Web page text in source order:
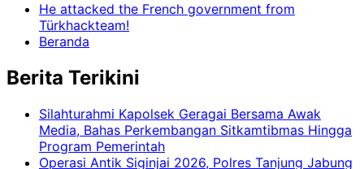
He attacked the French government from
Türkhackteam!
Beranda
Berita Terikini
Silahturahmi Kapolsek Geragai Bersama Awak
Media, Bahas Perkembangan Sitkamtibmas Hingga
Program Pemerintah
Operasi Antik Siginjai 2026, Polres Tanjung Jabung